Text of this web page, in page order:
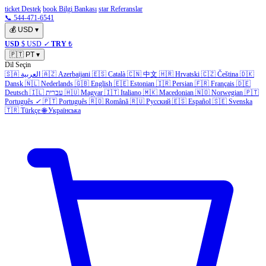
ticket Destek book Bilgi Bankası star Referanslar
📞 544-471-6541
💰 USD ▾
USD $ USD ✓ TRY ₺
🇵🇹 PT ▾
Dil Seçin
🇸🇦 العربية 🇦🇿 Azerbaijani 🇪🇸 Català 🇨🇳 中文 🇭🇷 Hrvatski 🇨🇿 Čeština 🇩🇰
Dansk 🇳🇱 Nederlands 🇬🇧 English 🇪🇪 Estonian 🇮🇷 Persian 🇫🇷 Français 🇩🇪
Deutsch 🇮🇱 עברית 🇭🇺 Magyar 🇮🇹 Italiano 🇲🇰 Macedonian 🇳🇴 Norwegian 🇵🇹
Português ✓ 🇵🇹 Português 🇷🇴 Română 🇷🇺 Русский 🇪🇸 Español 🇸🇪 Svenska
🇹🇷 Türkçe 🌐 Українська